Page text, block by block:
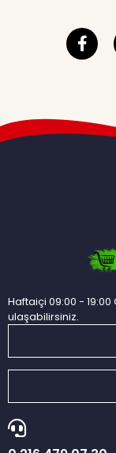
Haftaiçi 09:00 -
ulaşabilirsiniz.